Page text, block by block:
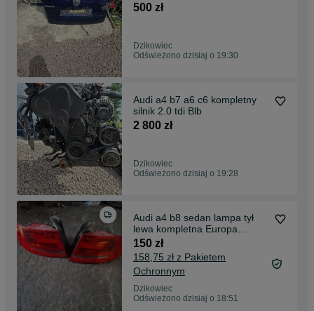
500 zł
Dzikowiec
Odświeżono dzisiaj o 19:30
Audi a4 b7 a6 c6 kompletny
silnik 2.0 tdi Blb
2 800 zł
Dzikowiec
Odświeżono dzisiaj o 19:28
Audi a4 b8 sedan lampa tył
lewa kompletna Europa
oryginał
150 zł
158,75 zł z Pakietem
Ochronnym
Dzikowiec
Odświeżono dzisiaj o 18:51